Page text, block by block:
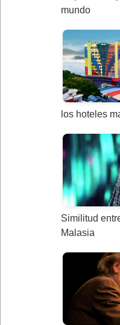
mundo
los hoteles
Similitud
Malasia